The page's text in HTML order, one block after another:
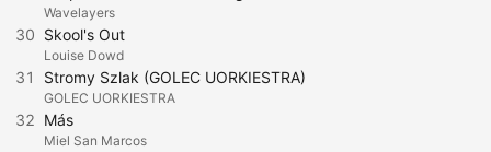
Wavelayers
30 Skool's Out
Louise Dowd
31 Stromy Szlak (GOLEC UORKIESTRA)
GOLEC UORKIESTRA
32 Más
Miel San Marcos